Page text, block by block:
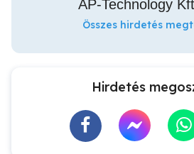
ÁP-Technology
Összes hirdetés
Hirdetés